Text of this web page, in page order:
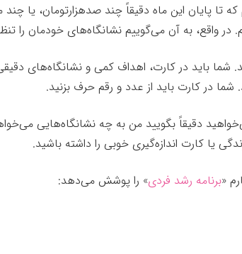
پایان این ماه دقیقاً چند صدهزارتومان، یا
واقع، به آن می‌گوییم نشانگاه‌های خودمان را
باید در کارت، اهداف کمی و نشانگاه‌های دقیقی
در کارت باید از عدد و رقم حرف بزنید.
دقیقاً بگویید من به چه نشانگاه‌هایی
یا کارت اندازه‌گیری خوبی را داشته باشید.
«برنامه رشد فردی» را پوشش می‌دهد: